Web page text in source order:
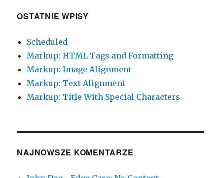
OSTATNIE WPISY
Scheduled
Markup: HTML Tags and Formatting
Markup: Image Alignment
Markup: Text Alignment
Markup: Title With Special Characters
NAJNOWSZE KOMENTARZE